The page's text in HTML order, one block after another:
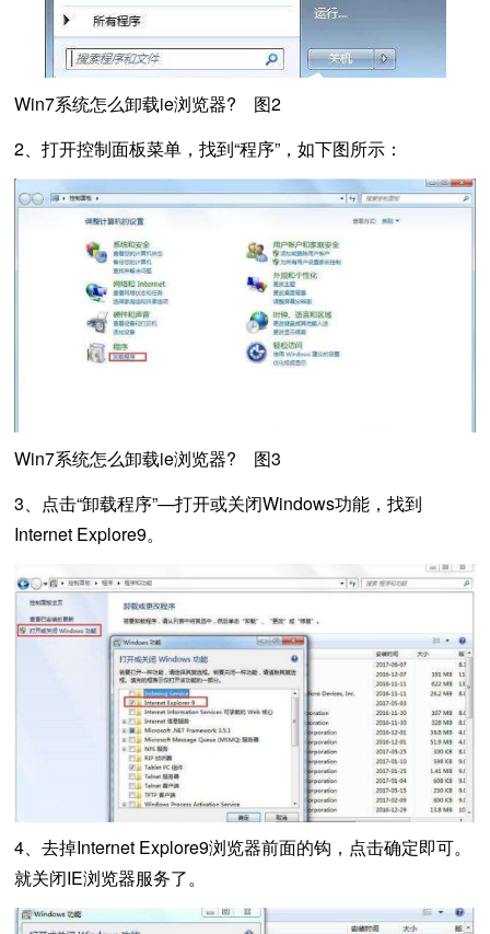
Win7系统怎么卸载ie浏览器? 图2
2、打开控制面板菜单，找到“程序”，如下图所示：
Win7系统怎么卸载ie浏览器? 图3
3、点击“卸载程序”—打开或关闭Windows功能，找到
Internet Explore9。
4、去掉Internet Explore9浏览器前面的钩，点击确定即可。
就关闭IE浏览器服务了。